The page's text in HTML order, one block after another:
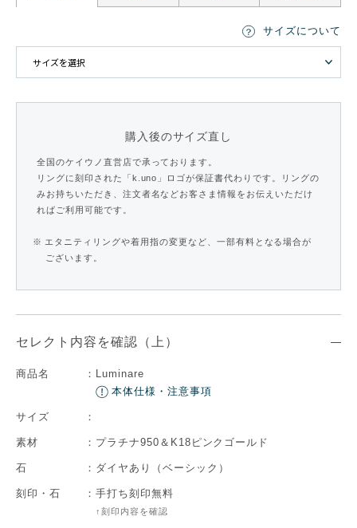
サイズについて
購入後のサイズ直し
全国のケイウノ直営店で承っております。
リングに刻印された「k.uno」ロゴが保証書代わりです。リングの
みお持ちいただき、注文者名などお客さま情報をお伝えいただけ
ればご利用可能です。
※ エタニティリングや着用指の変更など、一部有料となる場合が
ございます。
セレクト内容を確認（上）
商品名 ： Luminare
本体仕様・注意事項
サイズ ：
素材 ： プラチナ950＆K18ピンクゴールド
石 ： ダイヤあり（ベーシック）
刻印・石 ： 手打ち刻印無料
↑刻印内容を確認